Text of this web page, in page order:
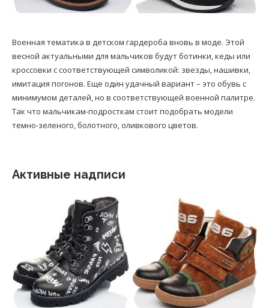
Военная тематика в детском гардероба вновь в моде. Этой
весной актуальными для мальчиков будут ботинки, кеды или
кроссовки с соответствующей символикой: звезды, нашивки,
имитация погонов. Еще один удачный вариант – это обувь с
минимумом деталей, но в соответствующей военной палитре.
Так что мальчикам-подросткам стоит подобрать модели
темно-зеленого, болотного, оливкового цветов.
Активные надписи